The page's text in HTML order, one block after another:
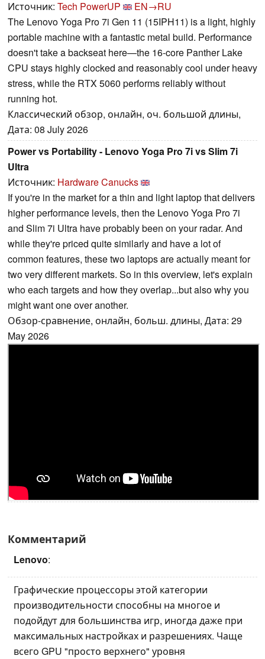
Источник: Tech PowerUP
EN→RU
The Lenovo Yoga Pro 7i Gen 11 (15IPH11) is a light, highly
portable machine with a fantastic metal build. Performance
doesn't take a backseat here—the 16-core Panther Lake
CPU stays highly clocked and reasonably cool under heavy
stress, while the RTX 5060 performs reliably without
running hot.
Классический обзор, онлайн, оч. большой длины,
Дата: 08 July 2026
Power vs Portability - Lenovo Yoga Pro 7i vs Slim 7i
Ultra
Источник: Hardware Canucks
If you're in the market for a thin and light laptop that delivers
higher performance levels, then the Lenovo Yoga Pro 7i
and Slim 7i Ultra have probably been on your radar. And
while they're priced quite similarly and have a lot of
common features, these two laptops are actually meant for
two very different markets. So in this overview, let's explain
who each targets and how they overlap...but also why you
might want one over another.
Обзор-сравнение, онлайн, больш. длины, Дата: 29
May 2026
Комментарий
Lenovo:
Графические процессоры этой категории
производительности способны на многое и
подойдут для большинства игр, иногда даже при
максимальных настройках и разрешениях. Чаще
всего GPU "просто верхнего" уровня